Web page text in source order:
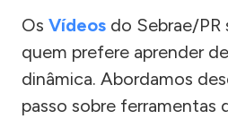
Os Vídeos do Sebrae/PR
quem prefere aprender
dinâmica. Abordamos
passo sobre ferramentas